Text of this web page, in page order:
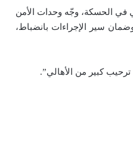
في الحسكة، وجّه وحدات الأمن
وضمان سير الإجراءات بانضباط،
كبير من الأهالي”.